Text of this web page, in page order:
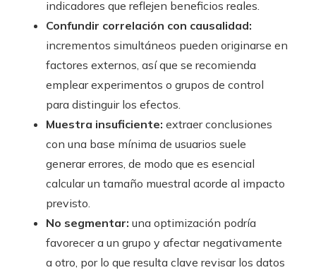
indicadores que reflejen beneficios reales.
Confundir correlación con causalidad:
incrementos simultáneos pueden originarse en
factores externos, así que se recomienda
emplear experimentos o grupos de control
para distinguir los efectos.
Muestra insuficiente: extraer conclusiones
con una base mínima de usuarios suele
generar errores, de modo que es esencial
calcular un tamaño muestral acorde al impacto
previsto.
No segmentar: una optimización podría
favorecer a un grupo y afectar negativamente
a otro, por lo que resulta clave revisar los datos